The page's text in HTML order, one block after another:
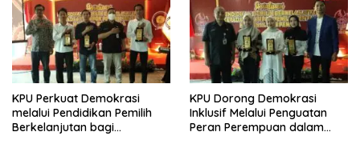
KPU Perkuat Demokrasi
melalui Pendidikan Pemilih
Berkelanjutan bagi
KPU Dorong Demokrasi
Inklusif Melalui Penguatan
Peran Perempuan dalam